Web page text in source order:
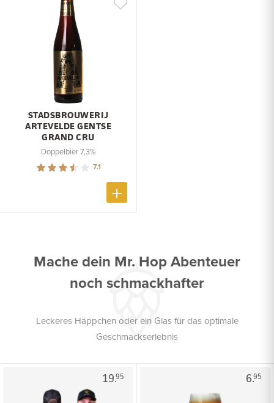
STADSBROUWERIJ
ARTEVELDE GENTSE
GRAND CRU
Doppelbier 7,3%
7.1
Mache dein Mr. Hop Abenteuer
noch schmackhafter
Leckeres Häppchen oder ein Glas für das optimale
Geschmackserlebnis
19.95 6.95